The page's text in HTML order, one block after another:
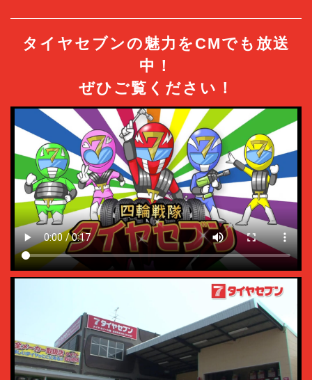
タイヤセブンの魅力をCMでも放送
中！
ぜひご覧ください！